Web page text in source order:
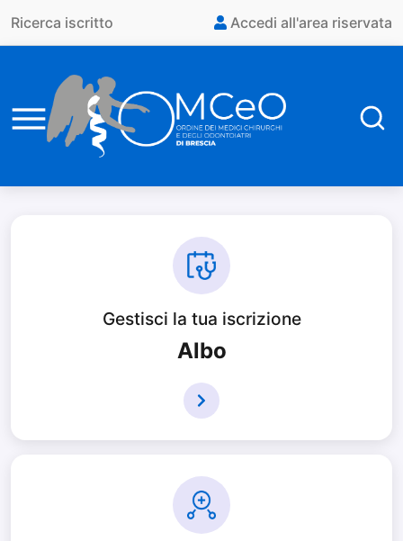
Ricerca iscritto Accedi all'area riservata
Gestisci la tua iscrizione
Albo